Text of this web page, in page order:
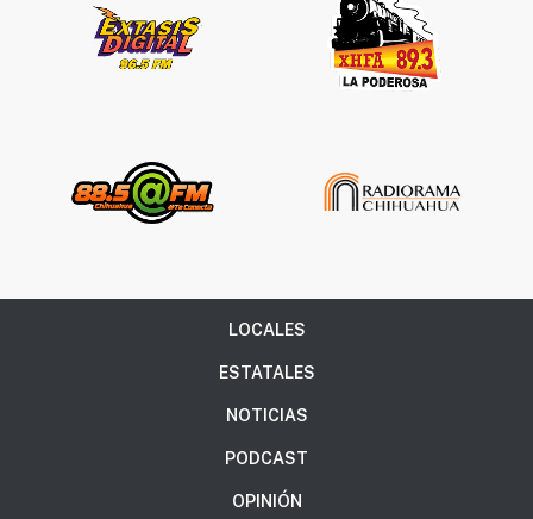
LOCALES
ESTATALES
NOTICIAS
PODCAST
OPINIÓN